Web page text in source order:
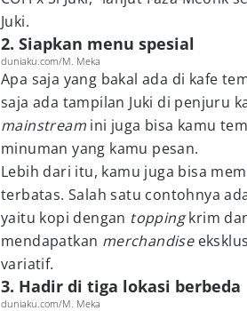
Juki.
2. Siapkan menu spesial
duniaku.com/M. Meka
Apa saja yang bakal ada di kafe
saja ada tampilan Juki di penjuru
mainstream ini juga bisa kamu
minuman yang kamu pesan.
Lebih dari itu, kamu juga bisa
terbatas. Salah satu contohnya
yaitu kopi dengan toppingkrim
mendapatkan merchandise
variatif.
3. Hadir di tiga lokasi berbeda
duniaku.com/M. Meka